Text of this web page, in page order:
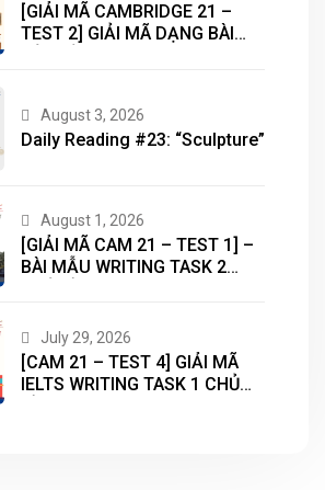
[GIẢI MÃ CAMBRIDGE 21 –
TEST 2] GIẢI MÃ DẠNG BÀI
August 3, 2026
Daily Reading #23: “Sculpture”
August 1, 2026
[GIẢI MÃ CAM 21 – TEST 1] –
BÀI MẪU WRITING TASK 2
July 29, 2026
[CAM 21 – TEST 4] GIẢI MÃ
IELTS WRITING TASK 1 CHỦ